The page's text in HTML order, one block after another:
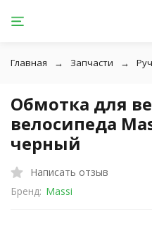
Главная Запчасти
Обмотка для
велосипеда
черный
Написать отзыв
Бренд: Massi